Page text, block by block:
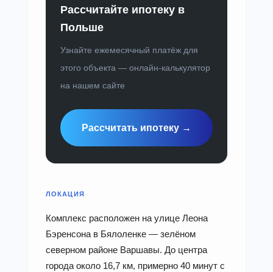
Рассчитайте ипотеку в
Польше
Узнайте ежемесячный платёж для
этого объекта — онлайн-калькулятор
на нашем сайте
Рассчитать ипотеку →
ЛОКАЦИЯ
Комплекс расположен на улице Леона
Бэренсона в Бялоленке — зелёном
северном районе Варшавы. До центра
города около 16,7 км, примерно 40 минут с